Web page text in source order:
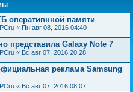
оперативнной памяти
« Пн авг 08, 2016 04:40
представила Galaxy Note 7
« Вс авг 07, 2016 20:28
реклама Samsung
« Вс авг 07, 2016 08:07